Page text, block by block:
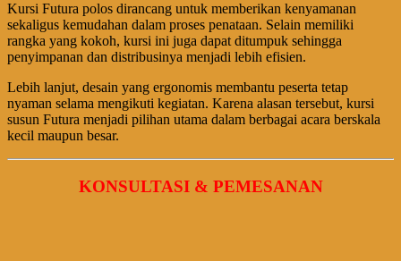
Kursi Futura polos dirancang untuk memberikan kenyamanan
sekaligus kemudahan dalam proses penataan. Selain memiliki
rangka yang kokoh, kursi ini juga dapat ditumpuk sehingga
penyimpanan dan distribusinya menjadi lebih efisien.
Lebih lanjut, desain yang ergonomis membantu peserta tetap
nyaman selama mengikuti kegiatan. Karena alasan tersebut, kursi
susun Futura menjadi pilihan utama dalam berbagai acara berskala
kecil maupun besar.
KONSULTASI & PEMESANAN